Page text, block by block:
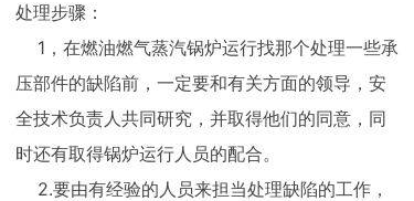
处理步骤：
1，在燃油燃气蒸汽锅炉运行找那个处理一些承
压部件的缺陷前，一定要和有关方面的领导，安
全技术负责人共同研究，并取得他们的同意，同
时还有取得锅炉运行人员的配合。
2.要由有经验的人员来担当处理缺陷的工作，